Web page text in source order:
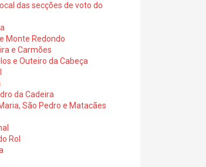
das secções de voto do
Monte Redondo
e Carmões
e Outeiro da Cabeça
da Cadeira
São Pedro e Matacães
Rol